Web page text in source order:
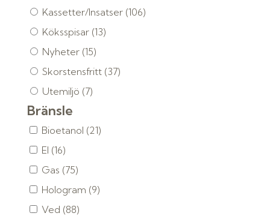
Kassetter/Insatser (106)
Köksspisar (13)
Nyheter (15)
Skorstensfritt (37)
Utemiljö (7)
Bränsle
Bioetanol (21)
El (16)
Gas (75)
Hologram (9)
Ved (88)